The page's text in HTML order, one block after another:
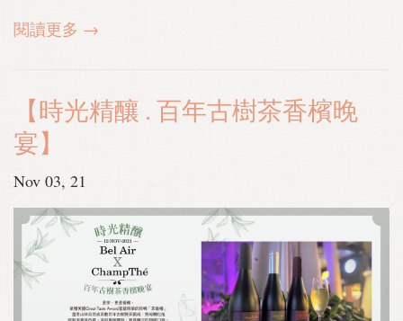
閱讀更多 →
【時光精釀 . 百年古樹茶香檳晚
宴】
Nov 03, 21